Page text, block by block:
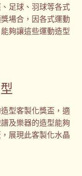
足球、羽球等各式
場合，因各式運動
夠讓這些運動造型
型客製化獎盃，適
及樂器的造型能夠
展現此客製化水晶